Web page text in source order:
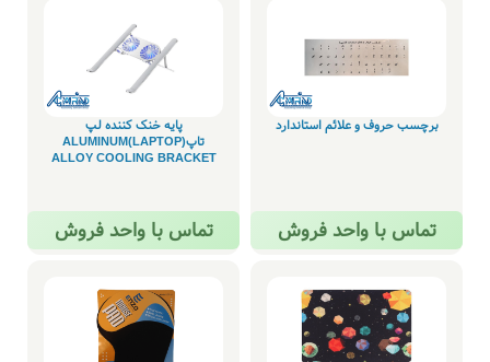
برچسب حروف و علائم استاندارد
تماس با واحد فروش
پایه خنک کننده لپ
تاپ(LAPTOP)ALUMINUM
ALLOY COOLING BRACKET
تماس با واحد فروش